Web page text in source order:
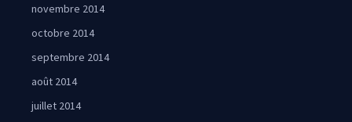
novembre 2014
octobre 2014
septembre 2014
août 2014
juillet 2014